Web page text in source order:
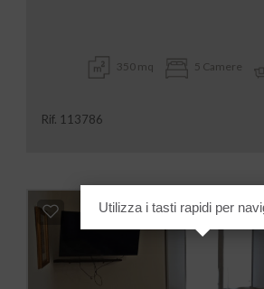
350 mq 5 Camere
Rif. 113786
Utilizza i tasti rapidi per